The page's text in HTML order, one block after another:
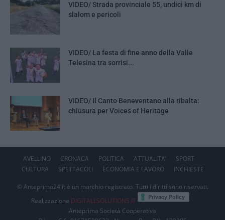
VIDEO/ Strada provinciale 55, undici km di
slalom e pericoli
VIDEO/ La festa di fine anno della Valle
Telesina tra sorrisi...
VIDEO/ Il Canto Beneventano alla ribalta:
chiusura per Voices of Heritage
AVELLINO CRONACA POLITICA ATTUALITA’
SPORT
CULTURA
SPETTACOLI ECONOMIA E LAVORO INCHIESTE
© Anteprima24.it è un marchio registrato. Tutti i diritti sono riservati.
Realizzazione DIGITALLSOLUTIONS.IT
Anteprima Società Cooperativa